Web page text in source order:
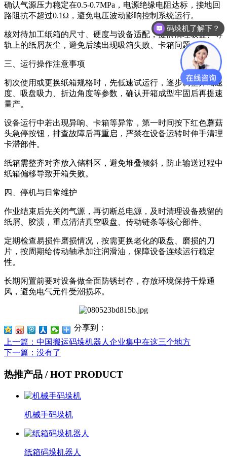
确认气源压力稳定在0.5-0.7MPa，电源绝缘电阻达标，接地回
路阻抗不超过0.1Ω，避免电压波动影响控制系统运行。
核对待加工纸箱的尺寸、硬度与设备适配，提前清理吸盘、导
轨上的纸屑灰尘，避免后续出现吸箱失败、卡箱问题。
三、运行操作注意事项
初次使用或更换纸箱规格时，先低速试运行，逐步调整开箱速
度、吸盘吸力、折边角度等参数，确认开箱成型牢固后再提速
量产。
设备运行中若出现异响、卡箱等异常，第一时间按下红色蘑菇
头急停按钮，排查故障后再重启，严禁在设备运转时伸手清理
卡滞部件。
纸箱需整齐对齐放入储料区，避免堆叠倾斜，防止输送过程中
纸箱偏移导致开箱失败。
四、停机与日常维护
作业结束后先关闭气源，再切断总电源，及时清理设备残留的
纸屑、胶渍，重点清洁真空吸盘、传动链条等核心部件。
定期检查易损件磨损情况，按需更换老化的吸盘、磨损的刀
片，按周期给传动轴承加注润滑油，保障设备连续运行稳定
性。
长期闲置前要对设备做全面防锈封存，存放环境保持干燥通
风，避免电气元件受潮损坏。
分享到：
上一篇 ：中国搬运码垛机器人企业集中在这三个地方
下一篇 ：没有了
热推产品 / HOT PRODUCT
机械手码垛机
纸箱码垛机器人
码垛机了解下？